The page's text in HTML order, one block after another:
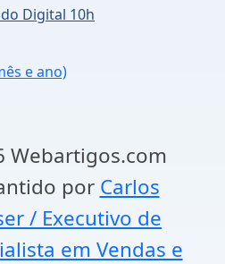
Digital 10h
e ano)
Webartigos.com
por Carlos
/ Executivo de
em Vendas e